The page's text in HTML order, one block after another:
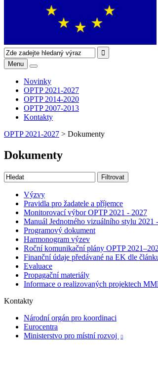
Menu
Novinky
OPTP 2021-2027
OPTP 2014-2020
OPTP 2007-2013
Kontakty
OPTP 2021-2027 > Dokumenty
Dokumenty
Výzvy
Pravidla pro žadatele a příjemce
Monitorovací výbor OPTP 2021 - 2027
Manuál Jednotného vizuálního stylu
Programový dokument
Harmonogram výzev
Roční komunikační plány OPTP
Finanční údaje předávané na EK dle
Evaluace
Propagační materiály
Informace o realizovaných projektech
Kontakty
Národní orgán pro koordinaci
Eurocentra
Ministerstvo pro místní rozvoj
